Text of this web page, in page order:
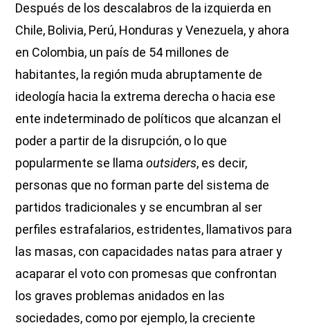
Después de los descalabros de la izquierda en
Chile, Bolivia, Perú, Honduras y Venezuela, y ahora
en Colombia, un país de 54 millones de
habitantes, la región muda abruptamente de
ideología hacia la extrema derecha o hacia ese
ente indeterminado de políticos que alcanzan el
poder a partir de la disrupción, o lo que
popularmente se llamaoutsiders, es decir,
personas que no forman parte del sistema de
partidos tradicionales y se encumbran al ser
perfiles estrafalarios, estridentes, llamativos para
las masas, con capacidades natas para atraer y
acaparar el voto con promesas que confrontan
los graves problemas anidados en las
sociedades, como por ejemplo, la creciente